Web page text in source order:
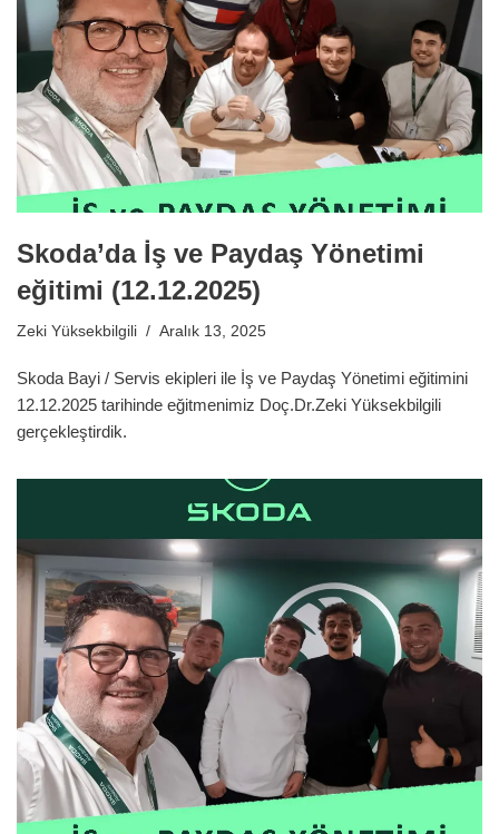
Skoda’da İş ve Paydaş Yönetimi
eğitimi (12.12.2025)
Zeki Yüksekbilgili Aralık 13, 2025
Skoda Bayi / Servis ekipleri ile İş ve Paydaş Yönetimi eğitimini
12.12.2025 tarihinde eğitmenimiz Doç.Dr.Zeki Yüksekbilgili
gerçekleştirdik.